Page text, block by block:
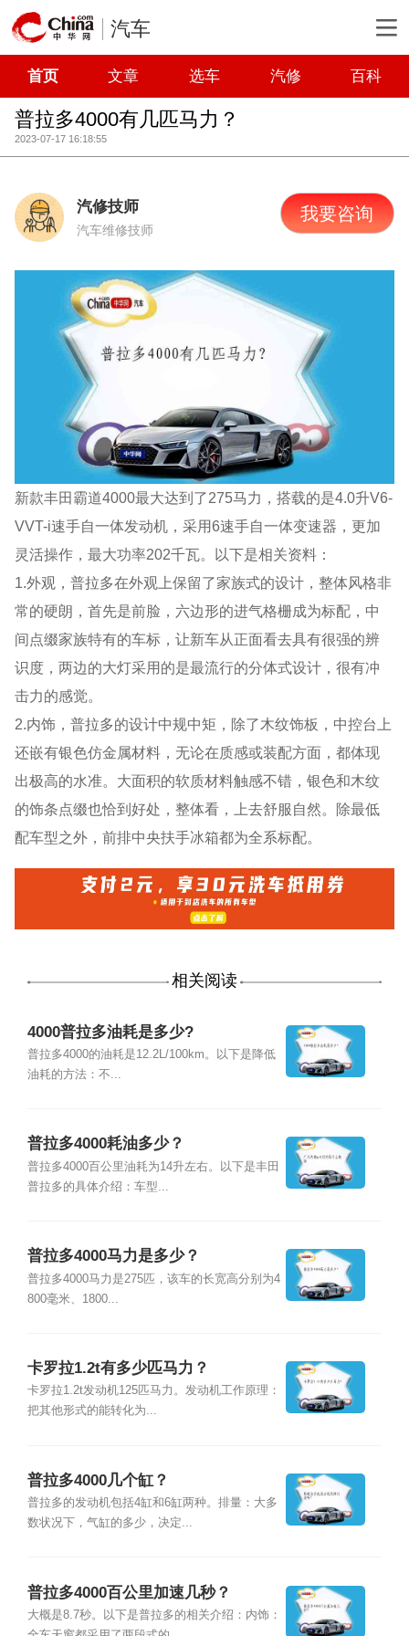
汽车
首页 文章 选车 汽修 百科
普拉多4000有几匹马力？
2023-07-17 16:18:55
汽修技师
汽车维修技师
我要咨询
新款丰田霸道4000最大达到了275马力，搭载的是4.0升V6-
VVT-i速手自一体发动机，采用6速手自一体变速器，更加
灵活操作，最大功率202千瓦。以下是相关资料：
1.外观，普拉多在外观上保留了家族式的设计，整体风格非
常的硬朗，首先是前脸，六边形的进气格栅成为标配，中
间点缀家族特有的车标，让新车从正面看去具有很强的辨
识度，两边的大灯采用的是最流行的分体式设计，很有冲
击力的感觉。
2.内饰，普拉多的设计中规中矩，除了木纹饰板，中控台上
还嵌有银色仿金属材料，无论在质感或装配方面，都体现
出极高的水准。大面积的软质材料触感不错，银色和木纹
的饰条点缀也恰到好处，整体看，上去舒服自然。除最低
配车型之外，前排中央扶手冰箱都为全系标配。
相关阅读
4000普拉多油耗是多少?
普拉多4000的油耗是12.2L/100km。以下是降低
油耗的方法：不...
普拉多4000耗油多少？
普拉多4000百公里油耗为14升左右。以下是丰田
普拉多的具体介绍：车型...
普拉多4000马力是多少？
普拉多4000马力是275匹，该车的长宽高分别为4
800毫米、1800...
卡罗拉1.2t有多少匹马力？
卡罗拉1.2t发动机125匹马力。发动机工作原理：
把其他形式的能转化为...
普拉多4000几个缸？
普拉多的发动机包括4缸和6缸两种。排量：大多
数状况下，气缸的多少，决定...
普拉多4000百公里加速几秒？
大概是8.7秒。以下是普拉多的相关介绍：内饰：